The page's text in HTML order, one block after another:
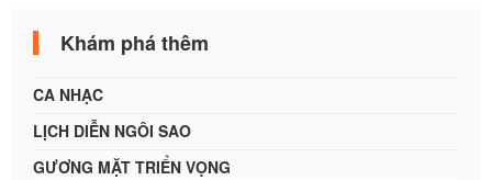
Khám phá thêm
CA NHẠC
LỊCH DIỄN NGÔI SAO
GƯƠNG MẶT TRIỂN VỌNG